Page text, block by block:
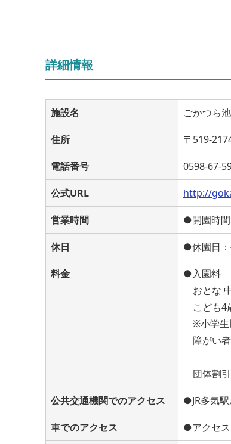
詳細情報
施設名 ごかつら
住所 〒519-
電話番号 0598-67-
公式URL http://
営業時間 ●開園時間
休日 ●休園日
料金
●入園料
おとな
こども4
※小学生
障がい
団体割
公共交通機関でのアクセス ●JR多気
車でのアクセス ●アクセス